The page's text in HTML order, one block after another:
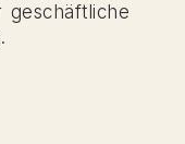
geschäftliche